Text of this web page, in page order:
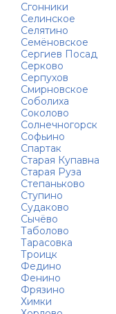
Сгонники
Селинское
Селятино
Семёновское
Сергиев Посад
Серково
Серпухов
Смирновское
Соболиха
Соколово
Солнечногорск
Софьино
Спартак
Старая Купавна
Старая Руза
Степаньково
Ступино
Судаково
Сычёво
Таболово
Тарасовка
Троицк
Федино
Фенино
Фрязино
Химки